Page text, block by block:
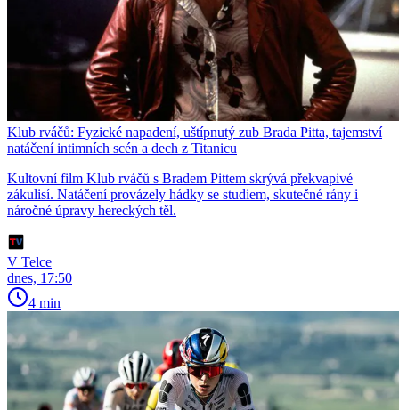
Klub rváčů: Fyzické napadení, uštípnutý zub Brada Pitta, tajemství
natáčení intimních scén a dech z Titanicu
Kultovní film Klub rváčů s Bradem Pittem skrývá překvapivé
zákulisí. Natáčení provázely hádky se studiem, skutečné rány i
náročné úpravy hereckých těl.
V Telce
dnes, 17:50
4 min